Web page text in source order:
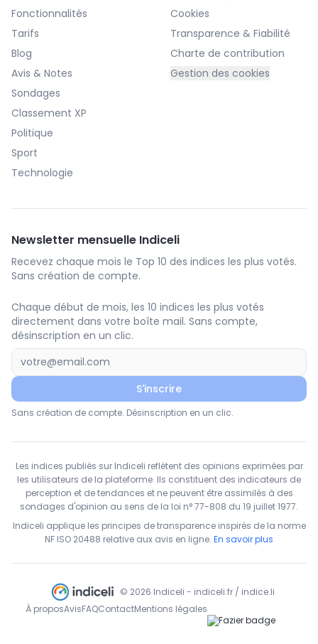
Fonctionnalités
Tarifs
Blog
Avis & Notes
Sondages
Classement XP
Politique
Sport
Technologie
Cookies
Transparence & Fiabilité
Charte de contribution
Gestion des cookies
Newsletter mensuelle Indiceli
Recevez chaque mois le Top 10 des indices les plus votés.
Sans création de compte.
Chaque début de mois, les 10 indices les plus votés
directement dans votre boîte mail. Sans compte,
désinscription en un clic.
S'inscrire
Sans création de compte. Désinscription en un clic.
Les indices publiés sur Indiceli reflètent des opinions exprimées par
les utilisateurs de la plateforme. Ils constituent des indicateurs de
perception et de tendances et ne peuvent être assimilés à des
sondages d'opinion au sens de la loi n° 77-808 du 19 juillet 1977.
Indiceli applique les principes de transparence inspirés de la norme
NF ISO 20488 relative aux avis en ligne. En savoir plus
© 2026 Indiceli - indiceli.fr / indice.li
À proposAvisFAQContactMentions légales